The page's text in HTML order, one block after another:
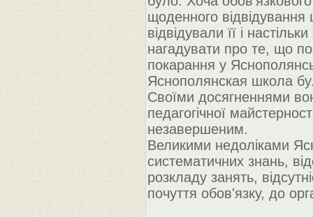
щоденного відвідування
відвідували її і
нагадувати про те, що
покарання у
Яснополянская школа
Своїми досягненнями
педагогічної
незавершеним.
Великими недоліками
систематичних знань,
розкладу занять,
почуття обов'язку, до